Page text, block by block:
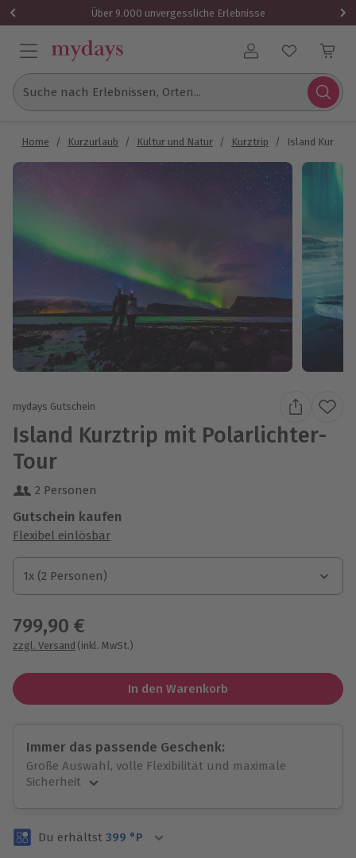
Über 9.000 unvergessliche Erlebnisse
Benutzerkonto
Suche nach Erlebnissen, Orten...
Home / Kurzurlaub / Kultur und Natur / Kurztrip / Island
mydays Gutschein
Island Kurztrip mit Polarlichter-
Tour
2 Personen
Gutschein kaufen
Flexibel einlösbar
1x (2 Personen)
1x (2 Personen)
1x (2 Personen)
799,90 €
zzgl. Versand (inkl. MwSt.)
In den Warenkorb
Immer das passende Geschenk:
Große Auswahl, volle Flexibilität und maximale
Sicherheit
Volle Flexibilität
Du erhältst 399 °P